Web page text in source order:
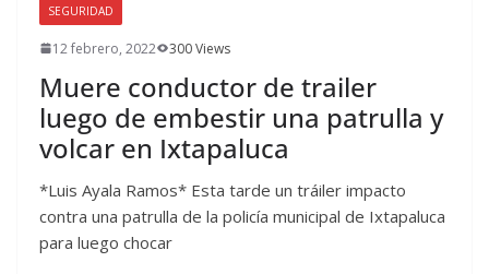
SEGURIDAD
12 febrero, 2022 300 Views
Muere conductor de trailer
luego de embestir una patrulla y
volcar en Ixtapaluca
*Luis Ayala Ramos* Esta tarde un tráiler impacto
contra una patrulla de la policía municipal de Ixtapaluca
para luego chocar